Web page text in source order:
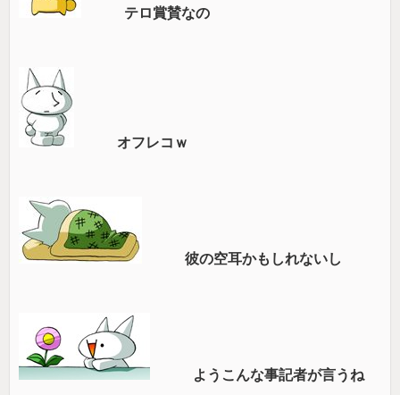
テロ賞賛なの
オフレコｗ
彼の空耳かもしれないし
ようこんな事記者が言うね